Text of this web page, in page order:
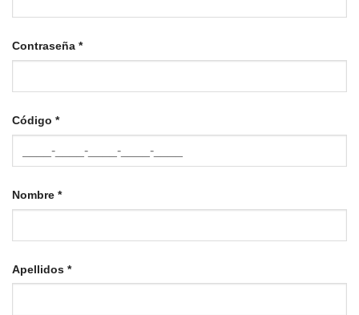
Contraseña *
Código *
Nombre *
Apellidos *